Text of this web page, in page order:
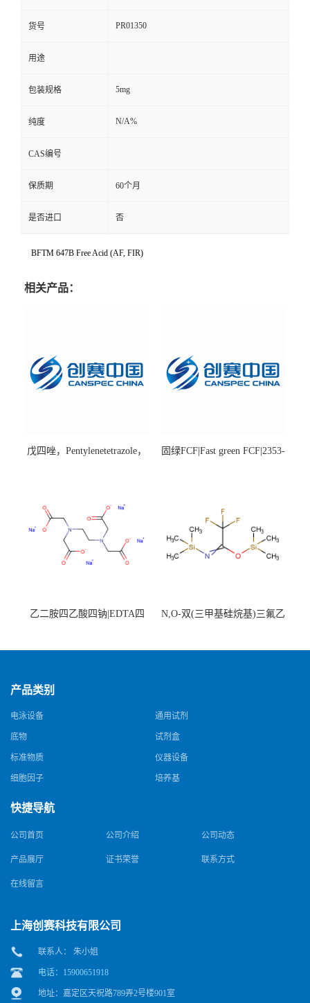
货号 PR01350
用途
包装规格 5mg
纯度 N/A%
CAS编号
保质期 60个月
是否进口 否
BFTM 647B Free Acid (AF, FIR)
相关产品：
戊四唑，Pentylenetetrazole，
固绿FCF|Fast green FCF|2353-
乙二胺四乙酸四钠|EDTA四
N,O-双(三甲基硅烷基)三氟乙
产品类别
电泳设备 通用试剂
底物 试剂盒
标准物质 仪器设备
细胞因子 培养基
快捷导航
公司首页 公司介绍 公司动态
产品展厅 证书荣誉 联系方式
在线留言
上海创赛科技有限公司
联系人： 朱小姐
电话：15900651918
地址：嘉定区天祝路789弄2号楼901室